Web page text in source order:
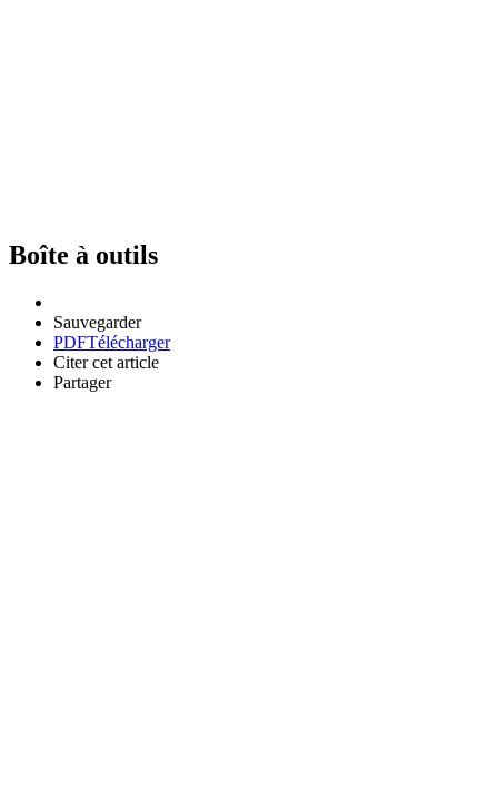
Boîte à outils
Sauvegarder
PDFTélécharger
Citer cet article
Partager